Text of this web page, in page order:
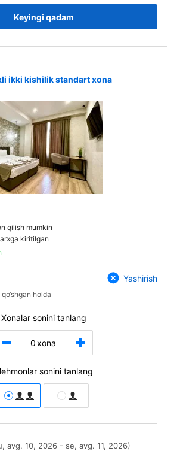
Keyingi qadam
ikki kishilik standart xona
qilish mumkin
kiritilgan
holda
Yashirish
Xonalar sonini tanlang
0 xona
sonini tanlang
avg. 10, 2026 - se, avg. 11, 2026)